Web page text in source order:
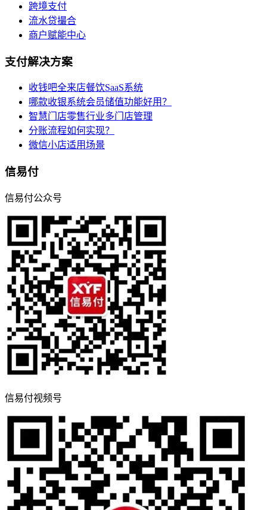
跨境支付
流水贷撮合
商户赋能中心
支付解决方案
收钱吧全来店餐饮SaaS系统
哪款收银系统会员储值功能好用？
智慧门店零售行业多门店管理
分账流程如何实现？
微信小店适用场景
信易付
信易付公众号
信易付视频号